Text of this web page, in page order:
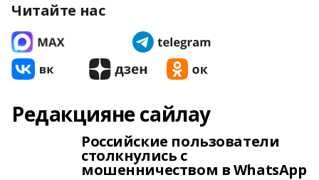
Читайте нас
Редакцияне сайлау
Российские пользователи
столкнулись с
мошенничеством в WhatsApp